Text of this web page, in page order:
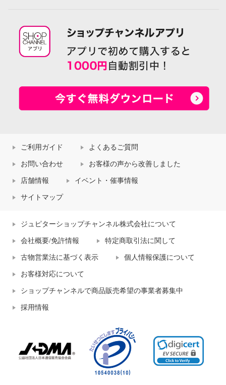
ご利用ガイド よくあるご質問
お問い合わせ お客様の声から改善しました
店舗情報 イベント・催事情報
サイトマップ
ジュピターショップチャンネル株式会社について
会社概要/免許情報 特定商取引法に関して
古物営業法に基づく表示 個人情報保護について
お客様対応について
ショップチャンネルで商品販売希望の事業者募集中
採用情報